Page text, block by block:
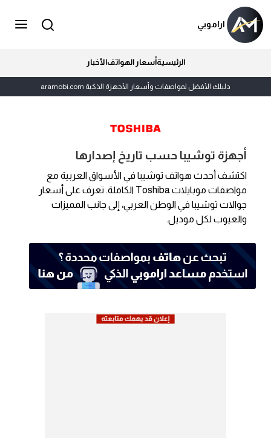
اراموبي
الرئيسيةأسعار الهواتفالأخبار
دليلك الأفضل لمواصفات وأسعار الأجهزة الذكية aramobi.com
أجهزة توشيبا حسب تاريخ إصدارها
اكتشف أحدث هواتف توشيبا في الأسواق العربية مع
مواصفات موبايلات Toshiba الكاملة. تعرف على أسعار
جوالات توشيبا في الوطن العربي، إلى جانب المميزات
والعيوب لكل موديل.